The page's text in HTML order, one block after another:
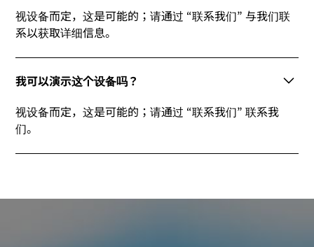
视设备而定，这是可能的；请通过 “联系我们” 与我们联
系以获取详细信息。
我可以演示这个设备吗？
视设备而定，这是可能的；请通过 “联系我们” 联系我
们。